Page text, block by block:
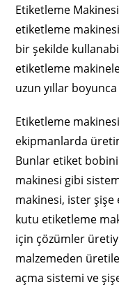
Etiketleme
etiketleme
bir şekilde
etiketleme
uzun yıllar boyunca
Etiketleme makinesi
ekipmanlarda
Bunlar etiket bobini
makinesi gibi
makinesi, ister
kutu etiketleme
için çözümler
malzemeden
açma sistemi ve